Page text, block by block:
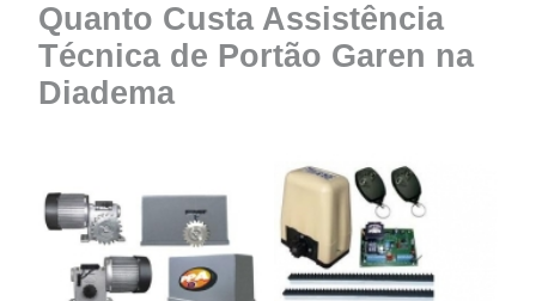
Quanto Custa Assistência
Técnica de Portão Garen na
Diadema